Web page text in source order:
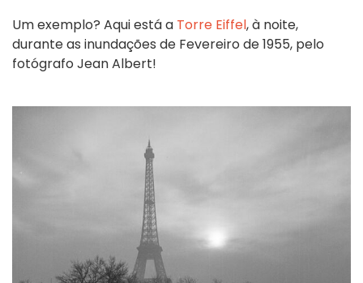
Um exemplo? Aqui está a Torre Eiffel, à noite,
durante as inundações de Fevereiro de 1955, pelo
fotógrafo Jean Albert!